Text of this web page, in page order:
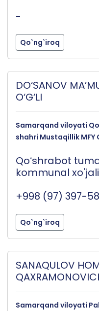
-
Qo`ng`iroq
DO‘SANOV
O‘G‘LI
Samarqand viloyati
shahri Mustaqillik MFY
Qoʻshrabot
kommunal
+998 (97) 397-
Qo`ng`iroq
SANAQULOV
Samarqand viloyati